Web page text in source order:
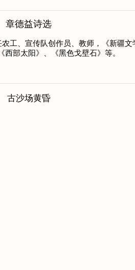
章德益诗选
工、宣传队创作员、教师，《新疆
部太阳》、《黑色戈壁石》等。
古沙场黄昏